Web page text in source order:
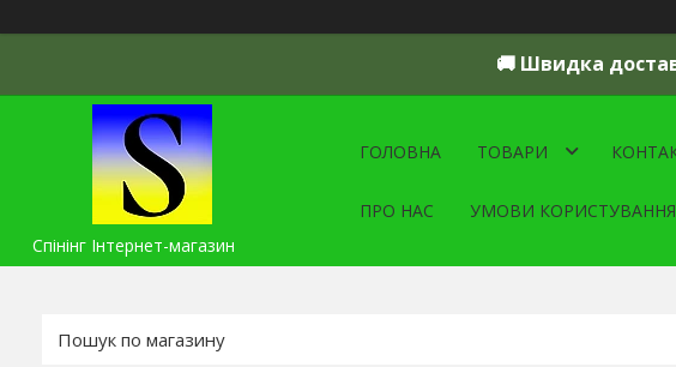
🚚 Швидка
Спінінг Інтернет-магазин
ГОЛОВНА ТОВАРИ
ПРО НАС УМОВИ КОРИСТУВАННЯ